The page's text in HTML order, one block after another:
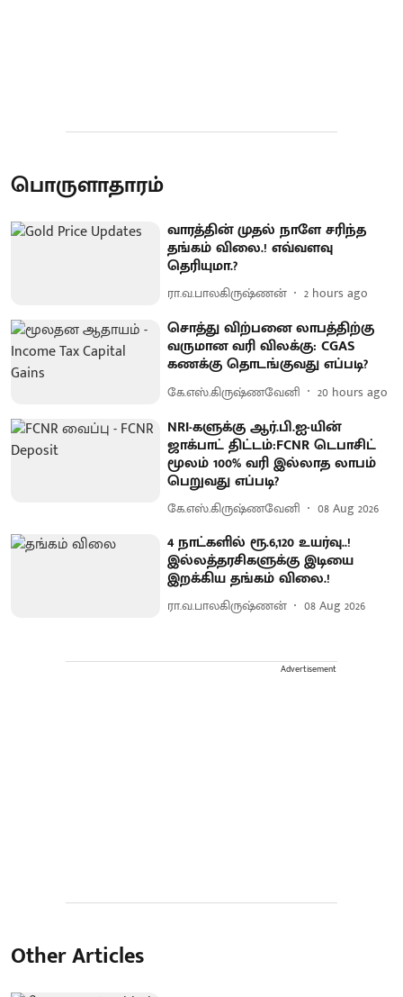
பொருளாதாரம்
வாரத்தின் முதல் நாளே சரிந்த
தங்கம் விலை.! எவ்வளவு
தெரியுமா.?
ரா.வ.பாலகிருஷ்ணன் 2 hours ago
சொத்து விற்பனை லாபத்திற்கு
வருமான வரி விலக்கு: CGAS
கணக்கு தொடங்குவது எப்படி?
கே.எஸ்.கிருஷ்ணவேனி 20 hours ago
NRI-களுக்கு ஆர்.பி.ஐ-யின்
ஜாக்பாட் திட்டம்:FCNR டெபாசிட்
மூலம் 100% வரி இல்லாத லாபம்
பெறுவது எப்படி?
கே.எஸ்.கிருஷ்ணவேனி 08 Aug 2026
4 நாட்களில் ரூ.6,120 உயர்வு..!
இல்லத்தரசிகளுக்கு இடியை
இறக்கிய தங்கம் விலை.!
ரா.வ.பாலகிருஷ்ணன் 08 Aug 2026
Advertisement
Other Articles